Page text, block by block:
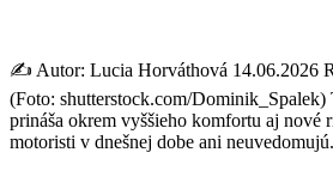
✍️ Autor: Lucia Horváthová 14.06.2026
(Foto: shutterstock.com/
prináša okrem vyššieho komfortu aj nové
motoristi v dnešnej dobe ani